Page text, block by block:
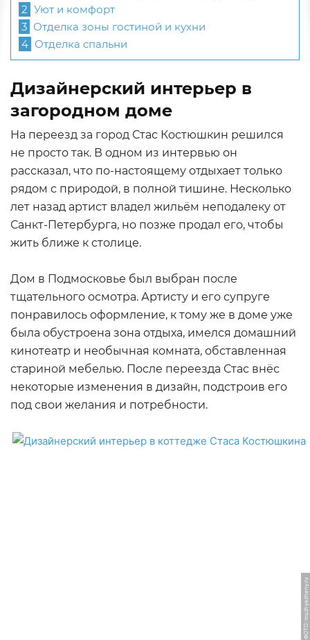
2 Уют и комфорт
3 Отделка зоны гостиной и кухни
4 Отделка спальни
Дизайнерский интерьер в
загородном доме
На переезд за город Стас Костюшкин решился
не просто так. В одном из интервью он
рассказал, что по-настоящему отдыхает только
рядом с природой, в полной тишине. Несколько
лет назад артист владел жильём неподалеку от
Санкт-Петербурга, но позже продал его, чтобы
жить ближе к столице.
Дом в Подмосковье был выбран после
тщательного осмотра. Артисту и его супруге
понравилось оформление, к тому же в доме уже
была обустроена зона отдыха, имелся домашний
кинотеатр и необычная комната, обставленная
стариной мебелью. После переезда Стас внёс
некоторые изменения в дизайн, подстроив его
под свои желания и потребности.
ФОТО: muzhyazheny.ru